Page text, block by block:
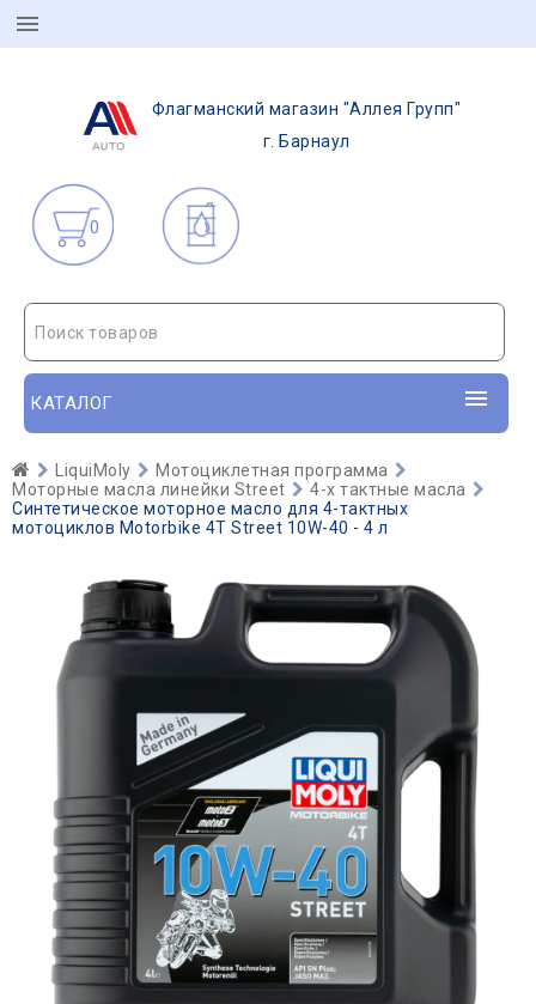
Флагманский магазин "Аллея Групп"
г. Барнаул
0
Поиск товаров
КАТАЛОГ
LiquiMoly
Мотоциклетная программа
Моторные масла линейки Street
4-х тактные масла
Синтетическое моторное масло для 4-тактных
мотоциклов Motorbike 4T Street 10W-40 - 4 л